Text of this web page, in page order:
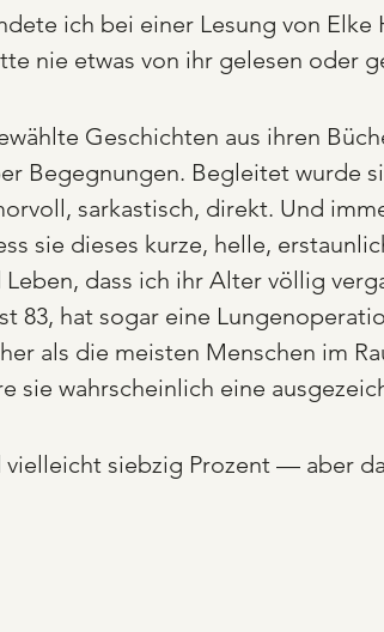
ich bei einer Lesung von
nie etwas von ihr gelesen oder
Geschichten aus ihren
Begegnungen. Begleitet wurde
sarkastisch, direkt. Und
sie dieses kurze, helle,
dass ich ihr Alter völlig
83, hat sogar eine
als die meisten Menschen im
sie wahrscheinlich eine
vielleicht siebzig Prozent — aber